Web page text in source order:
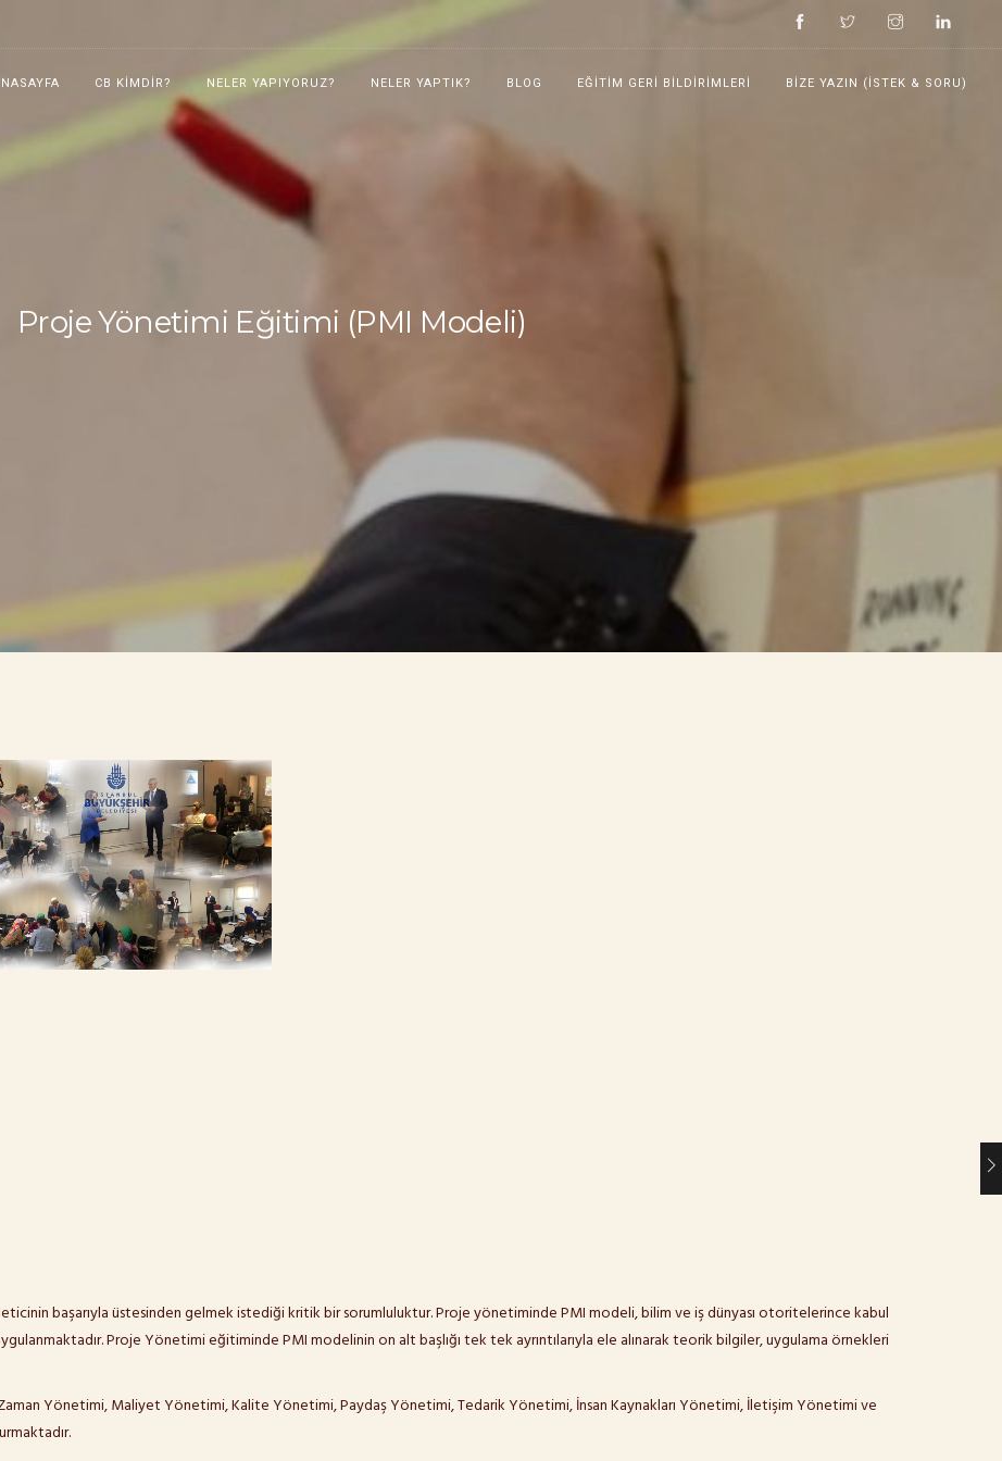
CB KIMDIR? NELER YAPIYORUZ? NELER YAPTIK? BLOG EĞITIM GERI BILDIRIMLERI BIZE YAZIN (İSTEK & SORU)
Proje Yönetimi Eğitimi (PMI Modeli)
başarıyla üstesinden gelmek istediği kritik bir sorumluluktur. Proje yönetiminde PMI modeli, bilim ve iş dünyası otoritelerince kabul
Proje Yönetimi eğitiminde PMI modelinin on alt başlığı tek tek ayrıntılarıyla ele alınarak teorik bilgiler, uygulama örnekleri
Yönetimi, Maliyet Yönetimi, Kalite Yönetimi, Paydaş Yönetimi, Tedarik Yönetimi, İnsan Kaynakları Yönetimi, İletişim Yönetimi ve